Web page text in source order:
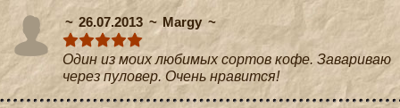
26.07.2013
Margy
Один из моих любимых сортов кофе. Завариваю
через пуловер. Очень нравится!